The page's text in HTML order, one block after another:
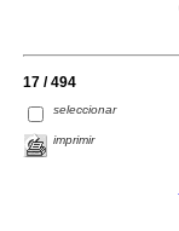
17 / 494
seleccionar
imprimir